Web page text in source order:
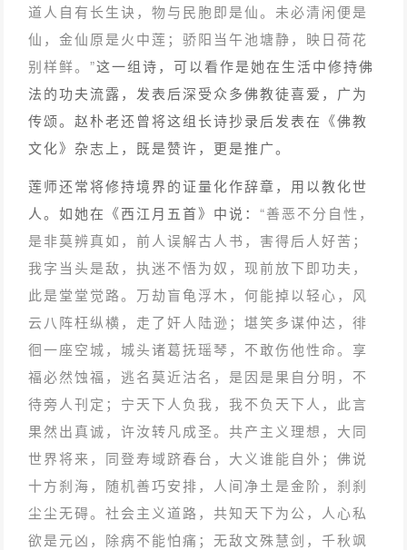
道人自有长生诀，物与民胞即是仙。未必清闲便是
仙，金仙原是火中莲；骄阳当午池塘静，映日荷花
别样鲜。”这一组诗，可以看作是她在生活中修持佛
法的功夫流露，发表后深受众多佛教徒喜爱，广为
传颂。赵朴老还曾将这组长诗抄录后发表在《佛教
文化》杂志上，既是赞许，更是推广。
莲师还常将修持境界的证量化作辞章，用以教化世
人。如她在《西江月五首》中说：“善恶不分自性，
是非莫辨真如，前人误解古人书，害得后人好苦；
我字当头是敌，执迷不悟为奴，现前放下即功夫，
此是堂堂觉路。万劫盲龟浮木，何能掉以轻心，风
云八阵枉纵横，走了奸人陆逊；堪笑多谋仲达，徘
徊一座空城，城头诸葛抚瑶琴，不敢伤他性命。享
福必然蚀福，逃名莫近沽名，是因是果自分明，不
待旁人刊定；宁天下人负我，我不负天下人，此言
果然出真诚，许汝转凡成圣。共产主义理想，大同
世界将来，同登寿域跻春台，大义谁能自外；佛说
十方刹海，随机善巧安排，人间净土是金阶，刹刹
尘尘无碍。社会主义道路，共知天下为公，人心私
欲是元凶，除病不能怕痛；无敌文殊慧剑，千秋飒